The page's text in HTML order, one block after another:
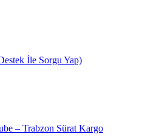
İle Sorgu Yap)
– Trabzon Sürat Kargo